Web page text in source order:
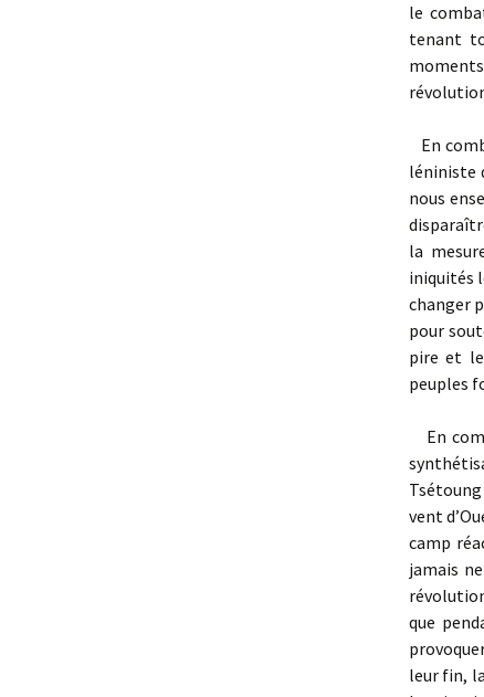
le
tenant
En
léniniste
nous
la
iniquités
changer
pour
pire et
peuples
En
vent
camp
jamais
que
leur fin,